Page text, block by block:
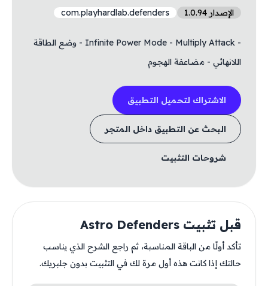
الإصدار 1.0.94 com.playhardlab.defenders
- Infinite Power Mode - Multiply Attack - وضع الطاقة
اللانهائي - مضاعفة الهجوم
الاشتراك لتحميل التطبيق
البحث عن التطبيق داخل المتجر
شروحات التثبيت
قبل تثبيت Astro Defenders
تأكد أولًا من الباقة المناسبة، ثم راجع الشرح الذي يناسب
حالتك إذا كانت هذه أول مرة لك في التثبيت بدون جلبريك.